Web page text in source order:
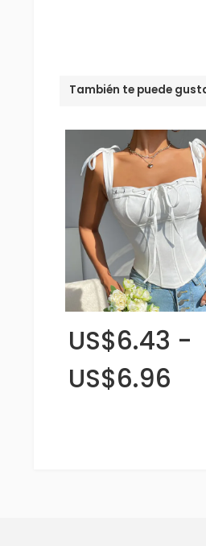
También te puede
US$6.43 -
US$6.96